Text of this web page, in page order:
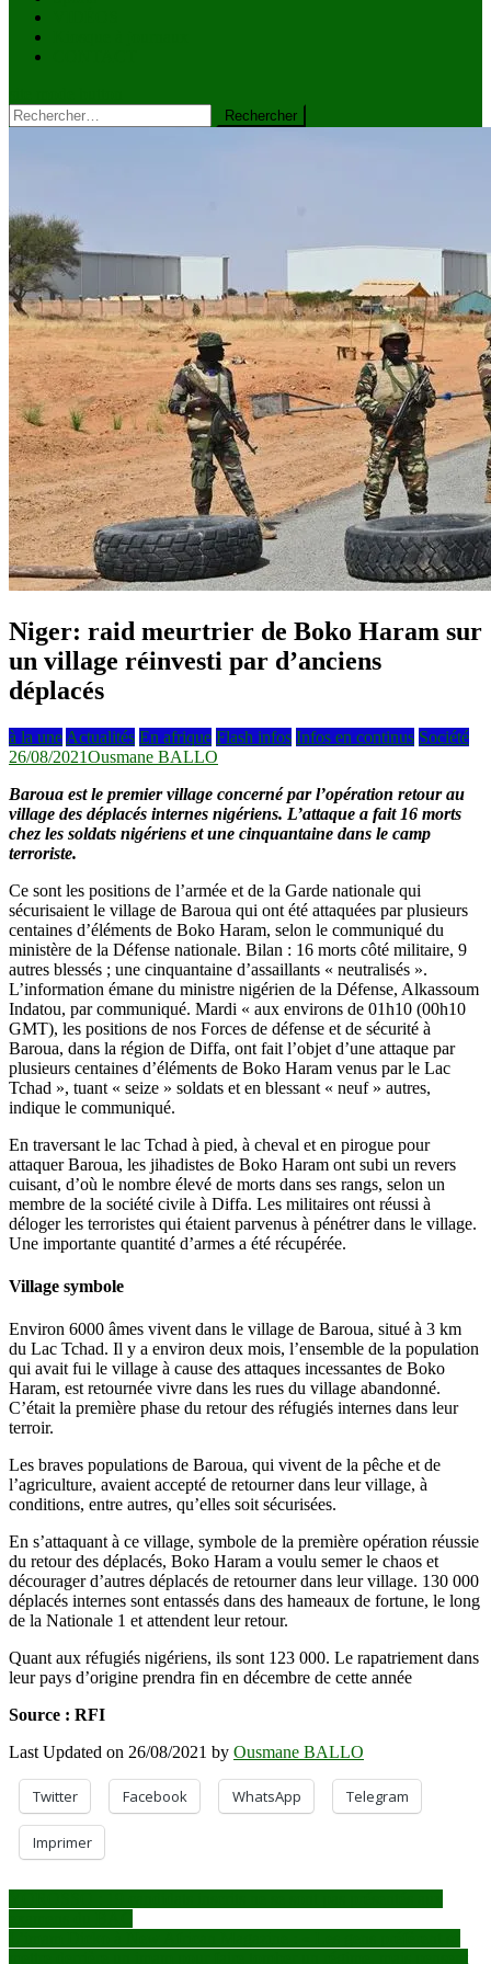
Rechercher :
Niger: raid meurtrier de Boko Haram sur
un village réinvesti par d’anciens
déplacés
à la une Actualités En afrique Flash infos Infos en continus Société
26/08/2021Ousmane BALLO
Baroua est le premier village concerné par l’opération retour au
village des déplacés internes nigériens. L’attaque a fait 16 morts
chez les soldats nigériens et une cinquantaine dans le camp
terroriste.
Ce sont les positions de l’armée et de la Garde nationale qui
sécurisaient le village de Baroua qui ont été attaquées par plusieurs
centaines d’éléments de Boko Haram, selon le communiqué du
ministère de la Défense nationale. Bilan : 16 morts côté militaire, 9
autres blessés ; une cinquantaine d’assaillants « neutralisés ».
L’information émane du ministre nigérien de la Défense, Alkassoum
Indatou, par communiqué. Mardi « aux environs de 01h10 (00h10
GMT), les positions de nos Forces de défense et de sécurité à
Baroua, dans la région de Diffa, ont fait l’objet d’une attaque par
plusieurs centaines d’éléments de Boko Haram venus par le Lac
Tchad », tuant « seize » soldats et en blessant « neuf » autres,
indique le communiqué.
En traversant le lac Tchad à pied, à cheval et en pirogue pour
attaquer Baroua, les jihadistes de Boko Haram ont subi un revers
cuisant, d’où le nombre élevé de morts dans ses rangs, selon un
membre de la société civile à Diffa. Les militaires ont réussi à
déloger les terroristes qui étaient parvenus à pénétrer dans le village.
Une importante quantité d’armes a été récupérée.
Village symbole
Environ 6000 âmes vivent dans le village de Baroua, situé à 3 km
du Lac Tchad. Il y a environ deux mois, l’ensemble de la population
qui avait fui le village à cause des attaques incessantes de Boko
Haram, est retournée vivre dans les rues du village abandonné.
C’était la première phase du retour des réfugiés internes dans leur
terroir.
Les braves populations de Baroua, qui vivent de la pêche et de
l’agriculture, avaient accepté de retourner dans leur village, à
conditions, entre autres, qu’elles soit sécurisées.
En s’attaquant à ce village, symbole de la première opération réussie
du retour des déplacés, Boko Haram a voulu semer le chaos et
décourager d’autres déplacés de retourner dans leur village. 130 000
déplacés internes sont entassés dans des hameaux de fortune, le long
de la Nationale 1 et attendent leur retour.
Quant aux réfugiés nigériens, ils sont 123 000. Le rapatriement dans
leur pays d’origine prendra fin en décembre de cette année
Source : RFI
Last Updated on 26/08/2021 by Ousmane BALLO
Twitter Facebook WhatsApp Telegram
Imprimer
Navigation
de